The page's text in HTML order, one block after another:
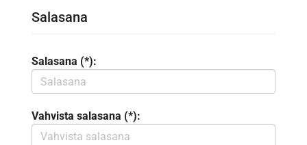
Salasana
Salasana (*):
Vahvista salasana (*):